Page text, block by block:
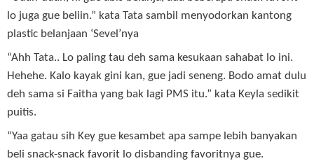
lo juga gue beliin.” kata Tata sambil menyodorkan kantong
plastic belanjaan ‘Sevel’nya
“Ahh Tata.. Lo paling tau deh sama kesukaan sahabat lo ini.
Hehehe. Kalo kayak gini kan, gue jadi seneng. Bodo amat dulu
deh sama si Faitha yang bak lagi PMS itu.” kata Keyla sedikit
puitis.
“Yaa gatau sih Key gue kesambet apa sampe lebih banyakan
beli snack-snack favorit lo disbanding favoritnya gue.